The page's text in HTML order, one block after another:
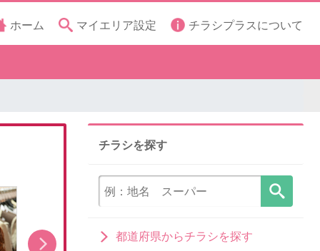
ホーム マイエリア設定 チラシプラスについて
チラシを探す
都道府県からチラシを探す